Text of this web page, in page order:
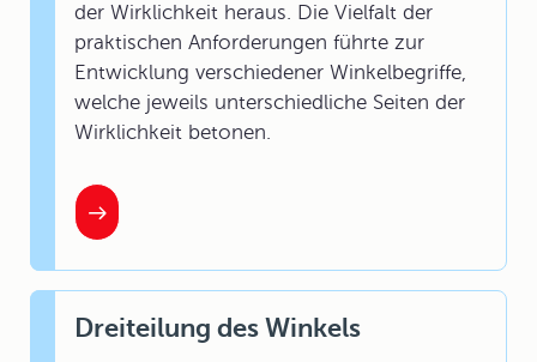
der Wirklichkeit heraus. Die Vielfalt der
praktischen Anforderungen führte zur
Entwicklung verschiedener Winkelbegriffe,
welche jeweils unterschiedliche Seiten der
Wirklichkeit betonen.
Dreiteilung des Winkels